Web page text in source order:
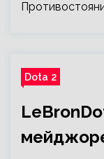
Dota 2